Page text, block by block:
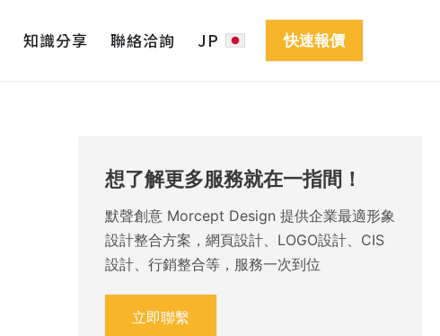
知識分享 聯絡洽詢 JP 快速報價
想了解更多服務就在一指間！
默聲創意 Morcept Design 提供企業最適形象
設計整合方案，網頁設計、LOGO設計、CIS
設計、行銷整合等，服務一次到位
立即聯繫